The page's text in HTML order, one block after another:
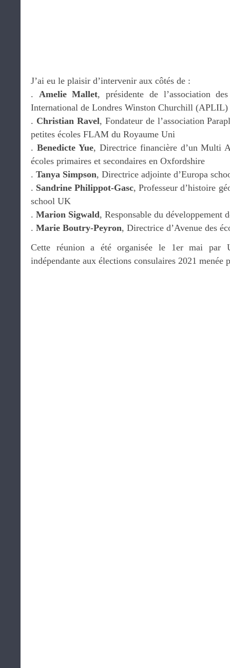
J’ai eu le plaisir d’intervenir aux côtés de :
. Amelie Mallet, présidente de l’association
International de Londres Winston Churchill (APLIL)
. Christian Ravel, Fondateur de l’association
petites écoles FLAM du Royaume Uni
. Benedicte Yue, Directrice financière d’un Multi
écoles primaires et secondaires en Oxfordshire
. Tanya Simpson, Directrice adjointe d’Europa
. Sandrine Philippot-Gasc, Professeur d’histoire
school UK
. Marion Sigwald, Responsable du développement
. Marie Boutry-Peyron, Directrice d’Avenue des
Cette réunion a été organisée le 1er mai par
indépendante aux élections consulaires 2021 menée